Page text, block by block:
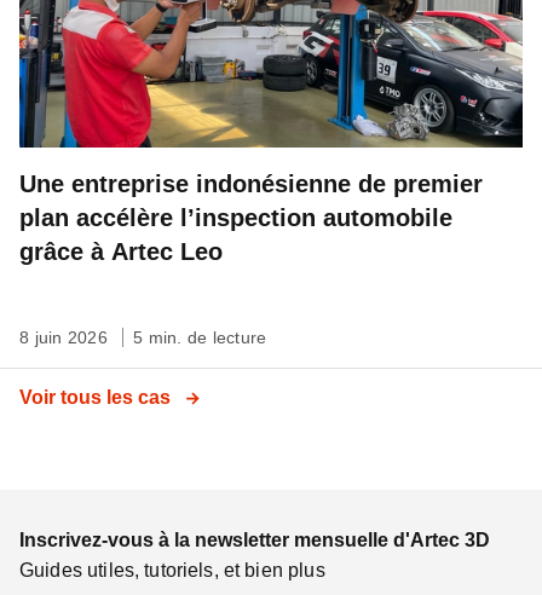
Une entreprise indonésienne de premier
plan accélère l’inspection automobile
grâce à Artec Leo
8 juin 2026 5 min. de lecture
Voir tous les cas
Inscrivez-vous à la newsletter mensuelle d'Artec 3D
Guides utiles, tutoriels, et bien plus